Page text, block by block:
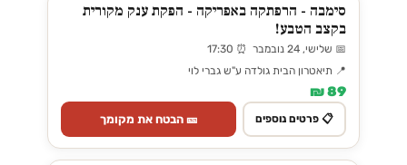
סימבה - הרפתקה באפריקה - הפקת ענק מקורית
בקצב הטבע!
📅 שלישי, 24 נובמבר ⏰ 17:30
📍 תיאטרון הבית גולדה ע"ש גברי לוי
89 ₪
📋 פרטים נוספים 🎫 הבטח את מקומך